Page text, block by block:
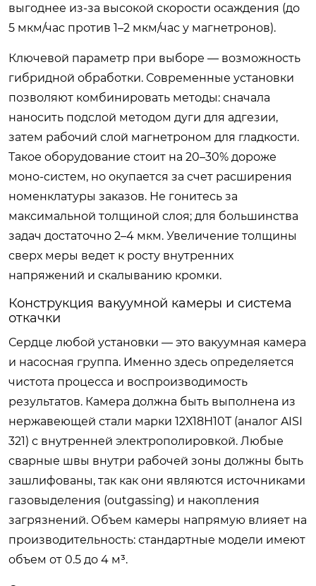
выгоднее из-за высокой скорости осаждения (до
5 мкм/час против 1–2 мкм/час у магнетронов).
Ключевой параметр при выборе — возможность
гибридной обработки. Современные установки
позволяют комбинировать методы: сначала
наносить подслой методом дуги для адгезии,
затем рабочий слой магнетроном для гладкости.
Такое оборудование стоит на 20–30% дороже
моно-систем, но окупается за счет расширения
номенклатуры заказов. Не гонитесь за
максимальной толщиной слоя; для большинства
задач достаточно 2–4 мкм. Увеличение толщины
сверх меры ведет к росту внутренних
напряжений и скалыванию кромки.
Конструкция вакуумной камеры и система
откачки
Сердце любой установки — это вакуумная камера
и насосная группа. Именно здесь определяется
чистота процесса и воспроизводимость
результатов. Камера должна быть выполнена из
нержавеющей стали марки 12Х18Н10Т (аналог AISI
321) с внутренней электрополировкой. Любые
сварные швы внутри рабочей зоны должны быть
зашлифованы, так как они являются источниками
газовыделения (outgassing) и накопления
загрязнений. Объем камеры напрямую влияет на
производительность: стандартные модели имеют
объем от 0.5 до 4 м³.